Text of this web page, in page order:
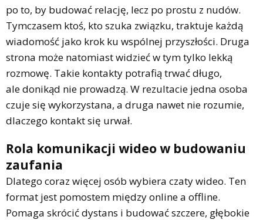
po to, by budować relację, lecz po prostu z nudów.
Tymczasem ktoś, kto szuka związku, traktuje każdą
wiadomość jako krok ku wspólnej przyszłości. Druga
strona może natomiast widzieć w tym tylko lekką
rozmowę. Takie kontakty potrafią trwać długo,
ale donikąd nie prowadzą. W rezultacie jedna osoba
czuje się wykorzystana, a druga nawet nie rozumie,
dlaczego kontakt się urwał.
Rola komunikacji wideo w budowaniu
zaufania
Dlatego coraz więcej osób wybiera czaty wideo. Ten
format jest pomostem między online a offline.
Pomaga skrócić dystans i budować szczere, głębokie